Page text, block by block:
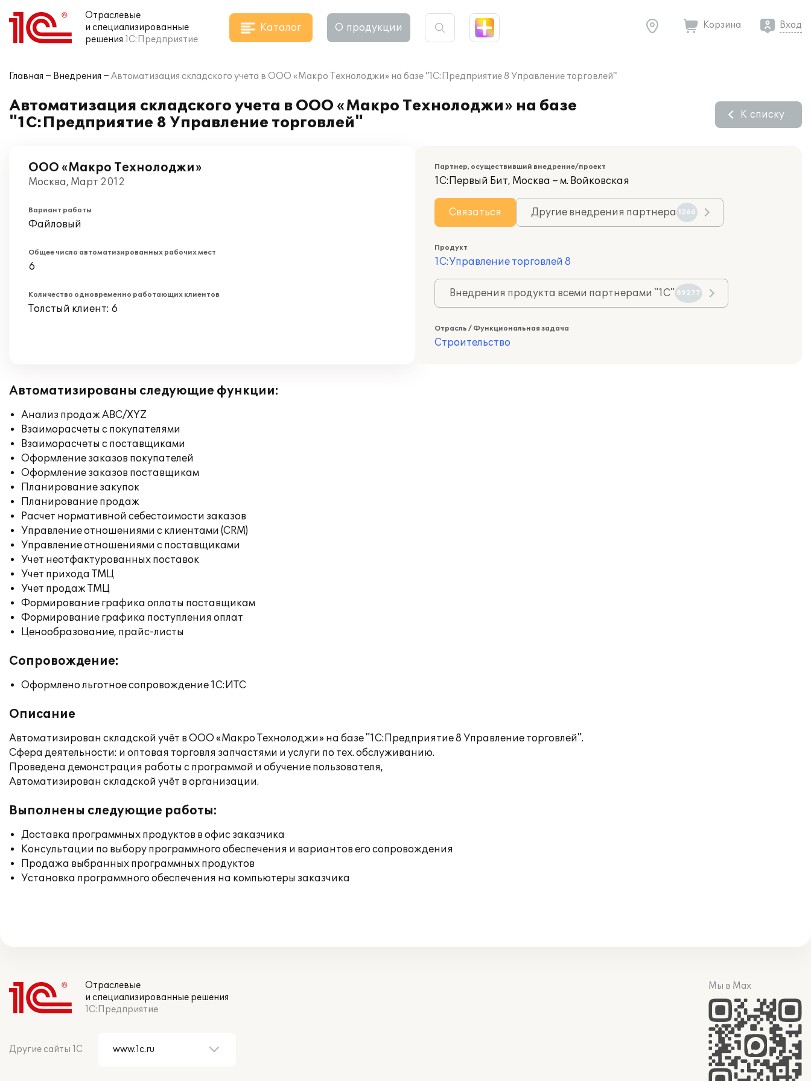
Отраслевые
и специализированные
решения 1С:Предприятие
Каталог О продукции Корзина Вход
Главная Внедрения Автоматизация складского учета в ООО «Макро Технолоджи» на базе "1С:Предприятие 8 Управление торговлей"
Автоматизация складского учета в ООО «Макро Технолоджи» на базе
"1С:Предприятие 8 Управление торговлей"
К списку
ООО «Макро Технолоджи»
Москва, Март 2012
Вариант работы
Файловый
Общее число автоматизированных рабочих мест
6
Количество одновременно работающих клиентов
Толстый клиент: 6
Партнер, осуществивший внедрение/проект
1С:Первый Бит, Москва – м. Войковская
Связаться Другие внедрения партнера 1266
Продукт
1С:Управление торговлей 8
Внедрения продукта всеми партнерами "1С" 89277
Отрасль / Функциональная задача
Строительство
Автоматизированы следующие функции:
Анализ продаж ABC/XYZ
Взаиморасчеты с покупателями
Взаиморасчеты с поставщиками
Оформление заказов покупателей
Оформление заказов поставщикам
Планирование закупок
Планирование продаж
Расчет нормативной себестоимости заказов
Управление отношениями с клиентами (CRM)
Управление отношениями с поставщиками
Учет неотфактурованных поставок
Учет прихода ТМЦ
Учет продаж ТМЦ
Формирование графика оплаты поставщикам
Формирование графика поступления оплат
Ценообразование, прайс-листы
Сопровождение:
Оформлено льготное сопровождение 1С:ИТС
Описание
Автоматизирован складской учёт в ООО «Макро Технолоджи» на базе "1С:Предприятие 8 Управление торговлей".
Сфера деятельности: и оптовая торговля запчастями и услуги по тех. обслуживанию.
Проведена демонстрация работы с программой и обучение пользователя,
Автоматизирован складской учёт в организации.
Выполнены следующие работы:
Доставка программных продуктов в офис заказчика
Консультации по выбору программного обеспечения и вариантов его сопровождения
Продажа выбранных программных продуктов
Установка программного обеспечения на компьютеры заказчика
Отраслевые
и специализированные решения
1С:Предприятие
Другие сайты 1С
Мы в Max